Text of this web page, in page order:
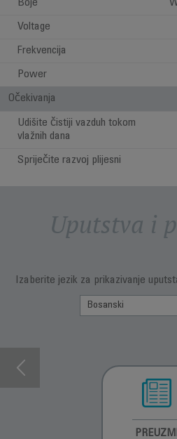
Boje
Voltage
Frekvencija
Power
Očekivanja
Udišite čistiji vazduh tokom
vlažnih dana
Spriječite razvoj plijesni
Uputstva i
Izaberite jezik za prikazivanje
PREUZMI